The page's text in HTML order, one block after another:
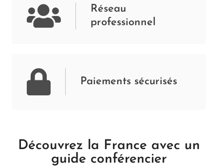
Réseau
professionnel
Paiements sécurisés
Découvrez la France avec un
guide conférencier